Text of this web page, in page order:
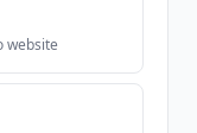
website